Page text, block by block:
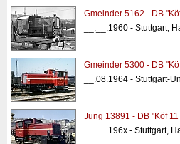
Gmeinder 5162 - DB
__.__.1960 - Stuttgart,
Gmeinder 5300 - DB
__.08.1964 - Stuttgart-
Jung 13891 - DB "Köf
__.__.196x - Stuttgart,